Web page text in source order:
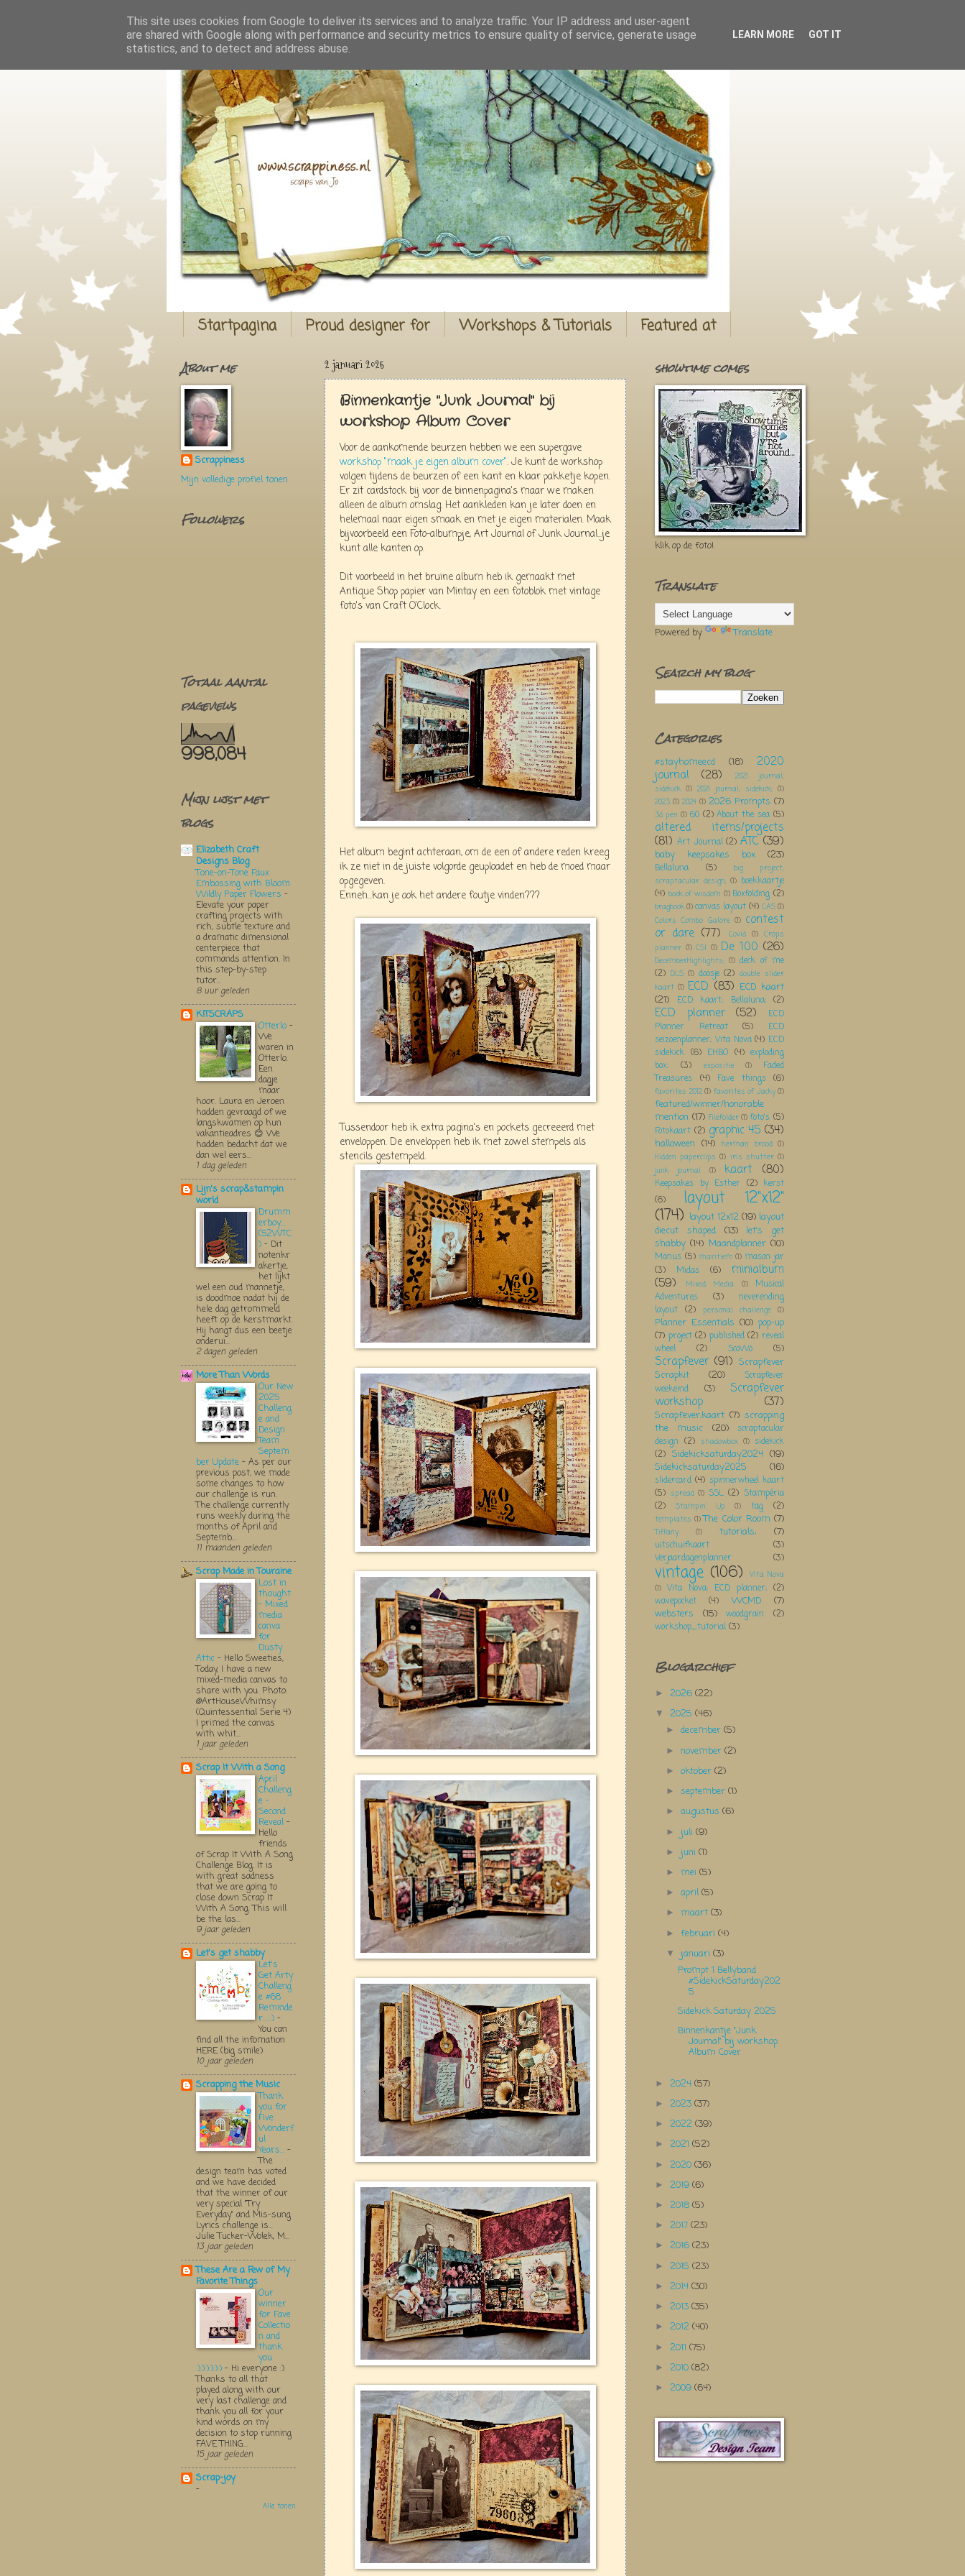
Startpagina Proud designer for Workshops & Tutorials Featured at
2 januari 2025
Binnenkantje "Junk Journal" bij
workshop Album Cover
Voor de aankomende beurzen hebben we een supergave
workshop "maak je eigen album cover". Je kunt de workshop
volgen tijdens de beurzen of een kant en klaar pakketje kopen.
Er zit cardstock bij voor de binnenpagina's maar we maken
alleen de album omslag. Het aankleden kan je later doen en
helemaal naar eigen smaak en met je eigen materialen. Maak
bijvoorbeeld een Foto-albumpje, Art Journal of Junk Journal...je
kunt alle kanten op.
Dit voorbeeld in het bruine album heb ik gemaakt met
Antique Shop papier van Mintay en een fotoblok met vintage
foto's van Craft O'Clock.
Het album begint achteraan, om de een of andere reden kreeg
ik ze niet in de juiste volgorde geuploadet en heb de moed maar
opgegeven.
Enneh...kan je ook het andere foutje vinden???
Tussendoor heb ik extra pagina's en pockets gecreeerd met
enveloppen. De enveloppen heb ik met zowel stempels als
stencils gestempeld.
About me
Scrappiness
Mijn volledige profiel tonen
Followers
Totaal aantal
pageviews
998,084
Mijn lijst met
blogs
Elizabeth Craft
Designs Blog
Tone-on-Tone Faux
Embossing with Bloom
Wildly Paper Flowers -
Elevate your paper
crafting projects with
rich, subtle texture and
a dramatic dimensional
centerpiece that
commands attention. In
this step-by-step
tutor...
8 uur geleden
KITSCRAPS
Otterlo -
We
waren in
Otterlo.
Een
dagje
maar
hoor. Laura en Jeroen
hadden gevraagd of we
langskwamen op hun
vakantieadres 😊 We
hadden bedacht dat we
dan wel eers...
1 dag geleden
Lijn's scrap&stampin
world
Drumm
erboy....
(52WTC
) - Dit
notenkr
akertje,
het lijkt
wel een oud mannetje,
is doodmoe nadat hij de
hele dag getrommeld
heeft op de kerstmarkt.
Hij hangt dus een beetje
onderui...
2 dagen geleden
More Than Words
Our New
2025
Challeng
e and
Design
Team
Septem
ber Update - As per our
previous post, we made
some changes to how
our challenge is run.
The challenge currently
runs weekly during the
months of April and
Septemb...
11 maanden geleden
Scrap Made in Touraine
Lost in
thought
- Mixed
media
canva
for
Dusty
Attic - Hello Sweeties,
Today, I have a new
mixed-media canvas to
share with you. Photo:
@ArtHouseWhimsy
(Quintessential Serie 4)
I primed the canvas
with whit...
1 jaar geleden
Scrap It With a Song
April
Challeng
e -
Second
Reveal -
Hello
friends
of Scrap It With A Song
Challenge Blog. It is
with great sadness
that we are going to
close down Scrap It
With A Song. This will
be the las...
9 jaar geleden
Let's get shabby
Let's
Get Arty
Challeng
e #68
Reminde
r.....:) -
You can
find all the infomation
HERE (big smile)
10 jaar geleden
Scrapping the Music
Thank
you for
Five
Wonderf
ul
Years... -
The
design team has voted
and we have decided
that the winner of our
very special "Try
Everyday" and Mis-sung
Lyrics challenge is...
Julie Tucker-Wolek, M...
13 jaar geleden
These Are a Few of My
Favorite Things
Our
winner
for Fave
Collectio
n and
thank
you
:):):):):):) - Hi everyone :)
Thanks to all that
played along with our
very last challenge and
thank you all for your
kind words on my
decision to stop running
FAVE THING...
15 jaar geleden
Scrap-joy
-
Alle tonen
showtime comes
klik op de foto!
Translate
Powered by Translate
Search my blog
Categories
#stayhomeecd (18) 2020
journal (28)
2021 journal;
sidekick (1) 2021 journal; sidekick; (1)
2023 (1) 2024 (1) 2026 Prompts (7)
3d pen (1) 60 (2) About the sea (5)
altered items/projects
(81) Art Journal (2) ATC (39)
baby keepsakes box (23)
Bellaluna (5)
big project;
scraptacular design; (1) boekkaartje
(4) book of wisdom (1) Boxfolding (2)
bragbook(1)canvas layout (4) CAS(1)
Colors Combo Galore (1) contest
or dare (77) Covid (1) Crops
planner (1) CSI (1) De 100 (26)
DecemberHighlights; (1) deck of me
(2) DLS (1) doosje (2) double slider
kaart (1) ECD (83) ECD kaart
(21)
ECD kaart; Bellaluna; (2)
ECD planner (52)
ECD
Planner Retreat
(5)
ECD
seizoenplanner; Vita Nova (4) ECD
sidekick (6) EHBO (4) exploding
box;
(3) expositie (1)
Faded
Treasures
(4) Fave things (6)
favorites 2012 (1) favorites of Jacky (1)
featured/winner/honorable
mention (17) Filefolder (1) foto's (5)
Fotokaart (2) graphic 45 (34)
halloween (14) herman brood (1)
Hidden paperclips (1) iris shutter (1)
junk journal
(1) kaart (80)
Keepsakes by Esther (2) kerst
(6)
layout 12"x12"
(174) layout 12x12 (19) layout
diecut shaped
(13)
let's get
shabby (14) Maandplanner (10)
Manus (5) maritiem (1) mason jar
(3)
Midas (6) minialbum
(59) Mixed Media (1)
Musical
Adventures
(3)
neverending
layout (2) personal challenge (1)
Planner Essentials (10) pop-up
(7) project (2) published (2) reveal
wheel
(2) ScoWo (5)
Scrapfever (91) Scrapfever
Scrapkit
(20)
Scrapfever
weekeind
(3) Scrapfever
workshop (37)
Scrapfever;kaart (7) scrapping
the music
(20)
scraptacular
design (2) shadowbox (1) sidekick
(2) Sidekicksaturday2024 (19)
Sidekicksaturday2025
(16)
slidercard (4) spinnerwheel kaart
(5) spread (1) SSL (2) Stampéria
(2)
Stampin' Up (1) tag (2)
templates (1) The Color Room (7)
Tiffany (1) tutorials; (7)
uitschuifkaart
(3)
Verjaardagenplanner
(3)
vintage (106)
Vita Nova
(1) Vita Nova; ECD planner; (2)
wavepocket
(4) WCMD
(7)
websters
(15) woodgrain
(2)
workshop_tutorial (3)
Blogarchief
► 2026 (22)
▼ 2025 (46)
►december(5)
►november(2)
►oktober(2)
►september(1)
►augustus(6)
► juli(9)
► juni(1)
► mei(5)
►april(5)
► maart(3)
►februari(4)
▼ januari(3)
Prompt 1 Bellyband
#SidekickSaturday202
5
Sidekick Saturday 2025
Binnenkantje "Junk
Journal" bij workshop
Album Cover
► 2024 (57)
► 2023 (37)
► 2022 (39)
► 2021 (52)
► 2020 (36)
► 2019 (6)
► 2018 (5)
► 2017 (23)
► 2016 (23)
► 2015 (23)
► 2014 (30)
► 2013 (35)
► 2012 (40)
► 2011 (75)
► 2010 (82)
► 2009 (64)
This site uses cookies from Google to deliver its services and to analyze traffic. Your IP address and user-agent
are shared with Google along with performance and security metrics to ensure quality of service, generate usage
statistics, and to detect and address abuse.
LEARN MORE GOT IT